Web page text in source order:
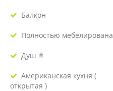
Балкон
Полностью мебелирована
Душ 🚿
Американская кухня (
открытая )